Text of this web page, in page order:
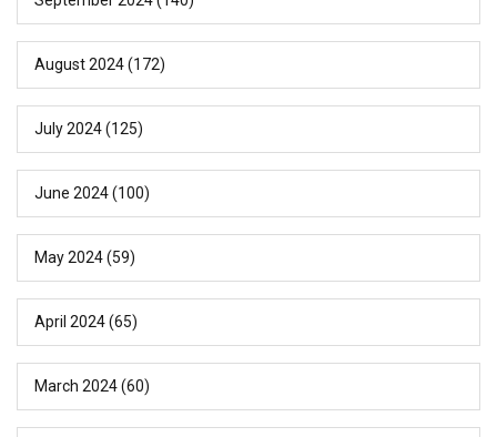
August 2024(172)
July 2024(125)
June 2024(100)
May 2024(59)
April 2024(65)
March 2024(60)